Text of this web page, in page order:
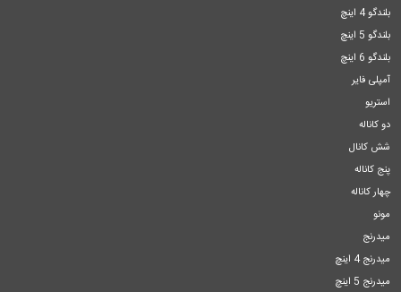
بلندگو 4 اینچ
بلندگو 5 اینچ
بلندگو 6 اینچ
آمپلی فایر
استریو
دو کاناله
شش کانال
پنج کاناله
چهار کاناله
مونو
میدرنج
میدرنج 4 اینچ
میدرنج 5 اینچ